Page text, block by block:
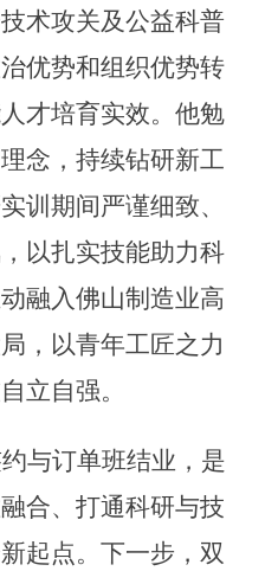
术攻关及公益科普
优势和组织优势转
才培育实效。 他勉
念，持续钻研新工
训期间严谨细致、
以扎实技能助力科
融入佛山制造业高
，以青年工匠之力
立自强。
与订单班结业，是
合、打通科研与技
起点。下一步， 双